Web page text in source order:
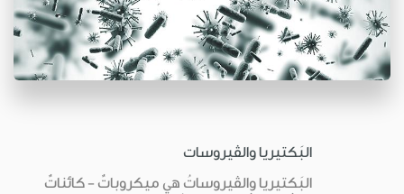
البَكتيريا والڤيروسات
البَكتيريا والڤيروساتُ هي ميكروباتٌ - كائناتٌ